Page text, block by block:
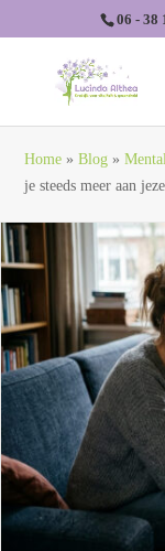
06 - 38
Home »Blog »
je steeds meer aan